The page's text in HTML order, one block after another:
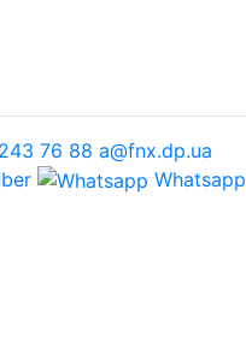
76 88 a@fnx.dp.ua
Whatsapp